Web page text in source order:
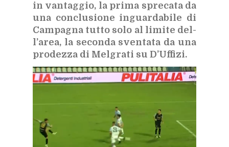
in van­tag­gio, la pri­ma spre­ca­ta da
una con­clu­sio­ne in­guar­da­bi­le di
Cam­pa­gna tut­to solo al li­mi­te del­
l’a­rea, la se­con­da sven­ta­ta da una
pro­dez­za di Mel­gra­ti su D’Uf­fi­zi.